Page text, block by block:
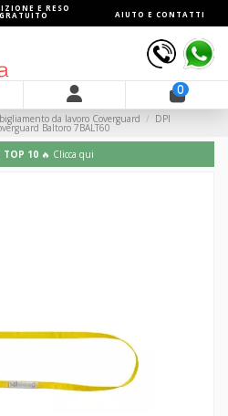
E RESO
GRATUITO AIUTO E CONTATTI
0
da lavoro Coverguard DPI
Baltoro 7BALT60
TOP 10 🔥 Clicca qui